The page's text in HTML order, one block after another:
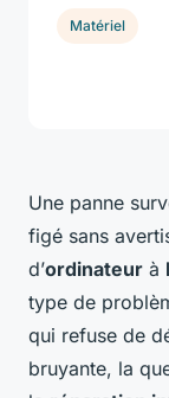
Une panne
figé sans
d’ordinateur à
type de
qui refuse de
bruyante, la
Matériel